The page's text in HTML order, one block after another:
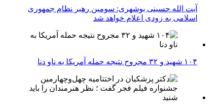
آیت الله حسینی بوشهری: سومین رهبر نظام جمهوری
اسلامی به زودی اعلام خواهد شد
۱۰۴ شهید و ۳۲ مجروح نتیجه حمله آمریکا به ناو دنا